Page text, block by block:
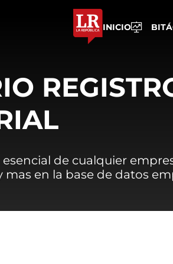
INICIO
esencial de cualquier
mas en la base de datos